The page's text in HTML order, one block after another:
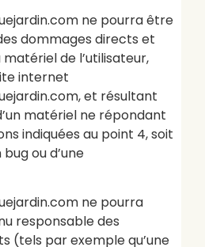
ne pourra être
dommages directs et
de l’utilisateur,
internet
et résultant
matériel ne répondant
indiquées au point 4, soit
ou d’une
ne pourra
responsable des
(tels par exemple qu’une